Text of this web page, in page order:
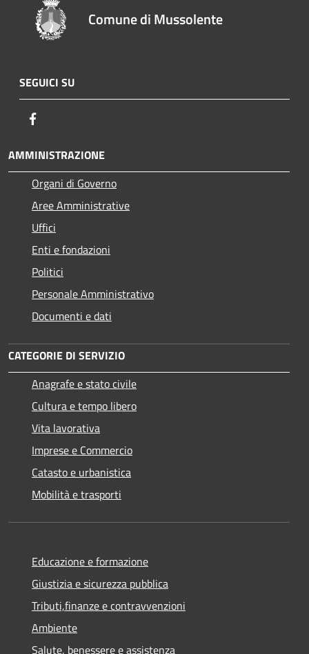
Comune di Mussolente
SEGUICI SU
AMMINISTRAZIONE
Organi di Governo
Aree Amministrative
Uffici
Enti e fondazioni
Politici
Personale Amministrativo
Documenti e dati
CATEGORIE DI SERVIZIO
Anagrafe e stato civile
Cultura e tempo libero
Vita lavorativa
Imprese e Commercio
Catasto e urbanistica
Mobilità e trasporti
Educazione e formazione
Giustizia e sicurezza pubblica
Tributi,finanze e contravvenzioni
Ambiente
Salute, benessere e assistenza